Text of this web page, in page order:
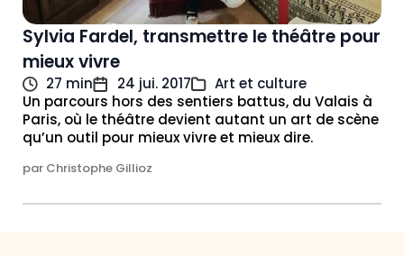
Sylvia Fardel, transmettre le théâtre pour
mieux vivre
27 min 24 jui. 2017
Art et culture
Un parcours hors des sentiers battus, du Valais à
Paris, où le théâtre devient autant un art de scène
qu’un outil pour mieux vivre et mieux dire.
par Christophe Gillioz